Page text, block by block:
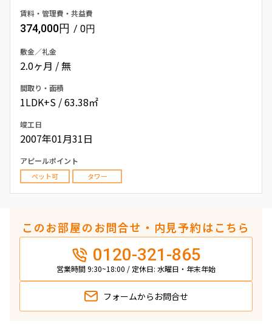
賃料・管理費・共益費
374,000円 / 0円
敷金／礼金
2.0ヶ月 / 無
間取り・面積
1LDK+S / 63.38㎡
竣工日
2007年01月31日
アピールポイント
ペット可 タワー
このお部屋のお問合せ・内見予約はこちら
0120-321-865
営業時間 9:30~18:00 / 定休日: 水曜日・年末年始
フォームから お問合せ